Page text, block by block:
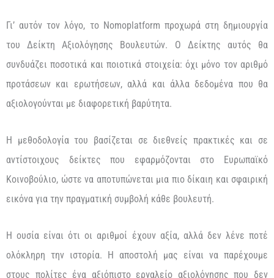
Γι’ αυτόν τον λόγο, το Nomoplatform προχωρά στη δημιουργία
του Δείκτη Αξιολόγησης Βουλευτών. Ο Δείκτης αυτός θα
συνδυάζει ποσοτικά και ποιοτικά στοιχεία: όχι μόνο τον αριθμό
προτάσεων και ερωτήσεων, αλλά και άλλα δεδομένα που θα
αξιολογούνται με διαφορετική βαρύτητα.
Η μεθοδολογία του βασίζεται σε διεθνείς πρακτικές και σε
αντίστοιχους δείκτες που εφαρμόζονται στο Ευρωπαϊκό
Κοινοβούλιο, ώστε να αποτυπώνεται μια πιο δίκαιη και σφαιρική
εικόνα για την πραγματική συμβολή κάθε βουλευτή.
Η ουσία είναι ότι οι αριθμοί έχουν αξία, αλλά δεν λένε ποτέ
ολόκληρη την ιστορία. Η αποστολή μας είναι να παρέχουμε
στους πολίτες ένα αξιόπιστο εργαλείο αξιολόγησης που δεν